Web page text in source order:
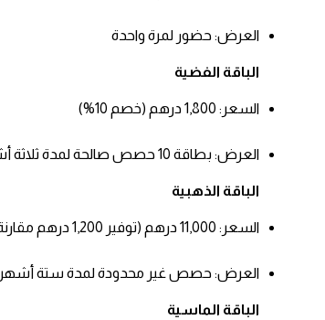
العرض: حضور لمرة واحدة
الباقة الفضية
السعر: 1,800 درهم (خصم 10%)
العرض: بطاقة 10 حصص صالحة لمدة ثلاثة أشهر
الباقة الذهبية
السعر: 11,000 درهم (توفير 1,200 درهم مقارنة بالدفع الشهري)
العرض: حصص غير محدودة لمدة ستة أشهر
الباقة الماسية